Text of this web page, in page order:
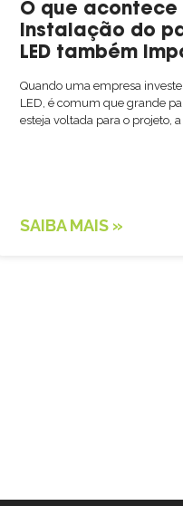
O que acontece
instalação do
LED também
Quando uma empresa
LED, é comum que grande
esteja voltada para o projeto,
SAIBA MAIS »